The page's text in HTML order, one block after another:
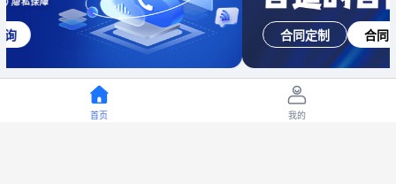
合同定制 合同审核
首页 我的